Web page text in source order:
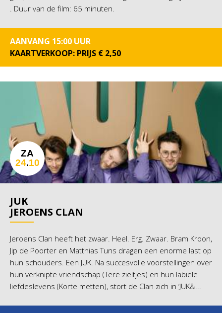
. Duur van de film: 65 minuten.
AANVANG 15:00 UUR
KAARTVERKOOP: PRIJS € 2,50
JUK
JEROENS CLAN
Jeroens Clan heeft het zwaar. Heel. Erg. Zwaar. Bram Kroon,
Jip de Poorter en Matthias Tuns dragen een enorme last op
hun schouders. Een JUK. Na succesvolle voorstellingen over
hun verknipte vriendschap (Tere zieltjes) en hun labiele
liefdeslevens (Korte metten), stort de Clan zich in ‘JUK&...
ZA
24.10